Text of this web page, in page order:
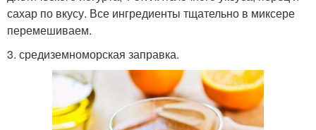
сахар по вкусу. Все ингредиенты тщательно в миксере
перемешиваем.
3. средиземноморская заправка.